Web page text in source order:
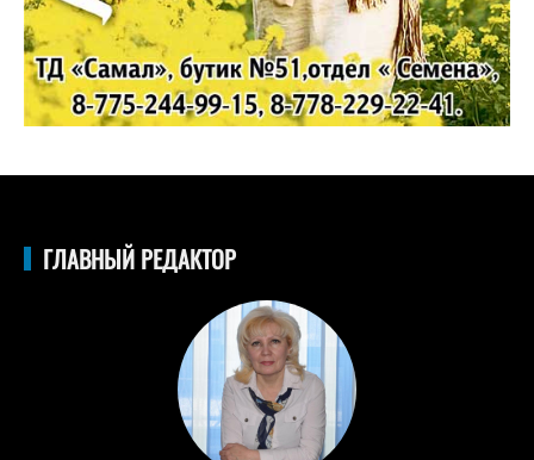
ГЛАВНЫЙ РЕДАКТОР